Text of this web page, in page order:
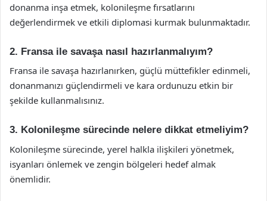
donanma inşa etmek, kolonileşme fırsatlarını
değerlendirmek ve etkili diplomasi kurmak bulunmaktadır.
2. Fransa ile savaşa nasıl hazırlanmalıyım?
Fransa ile savaşa hazırlanırken, güçlü müttefikler edinmeli,
donanmanızı güçlendirmeli ve kara ordunuzu etkin bir
şekilde kullanmalısınız.
3. Kolonileşme sürecinde nelere dikkat etmeliyim?
Kolonileşme sürecinde, yerel halkla ilişkileri yönetmek,
isyanları önlemek ve zengin bölgeleri hedef almak
önemlidir.